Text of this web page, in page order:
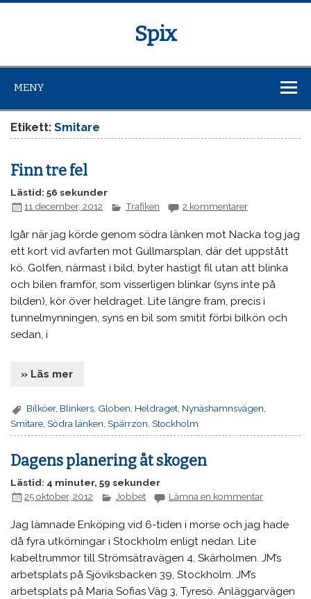
Spix
MENY
Etikett:Smitare
Finn tre fel
Lästid: 56 sekunder
11 december, 2012
Trafiken 2 kommentarer
Igår när jag körde genom södra länken mot Nacka tog jag
ett kort vid avfarten mot Gullmarsplan, där det uppstått
kö. Golfen, närmast i bild, byter hastigt fil utan att blinka
och bilen framför, som visserligen blinkar (syns inte på
bilden), kör över heldraget. Lite längre fram, precis i
tunnelmynningen, syns en bil som smitit förbi bilkön och
sedan, i
» Läs mer
Bilköer, Blinkers Globen Heldraget Nynäshamnsvägen
Smitare ,Södra länken ,Spärrzon ,Stockholm
Dagens planering åt skogen
Lästid: 4 minuter, 59 sekunder
25 oktober, 2012
Jobbet Lämna en kommentar
Jag lämnade Enköping vid 6-tiden i morse och jag hade
då fyra utkörningar i Stockholm enligt nedan. Lite
kabeltrummor till Strömsätravägen 4, Skärholmen. JM’s
arbetsplats på Sjöviksbacken 39, Stockholm. JM’s
arbetsplats på Maria Sofias Väg 3, Tyresö. Anläggarvägen